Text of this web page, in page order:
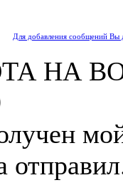
Для добавления сообщений Вы
НА